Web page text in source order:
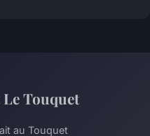
Touquet
au Touquet